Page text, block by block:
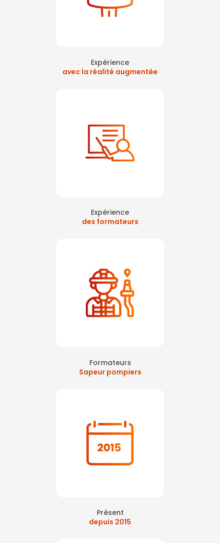
Expérience
avec la réalité augmentée
Expérience
des formateurs
Formateurs
Sapeur pompiers
Présent
depuis 2015